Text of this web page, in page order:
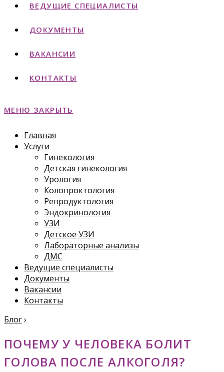
ВЕДУЩИЕ СПЕЦИАЛИСТЫ
ДОКУМЕНТЫ
ВАКАНСИИ
КОНТАКТЫ
МЕНЮ ЗАКРЫТЬ
Главная
Услуги
Гинекология
Детская гинекология
Урология
Колопроктология
Репродуктология
Эндокринология
УЗИ
Детское УЗИ
Лабораторные анализы
ДМС
Ведущие специалисты
Документы
Вакансии
Контакты
Блог›
ПОЧЕМУ У ЧЕЛОВЕКА БОЛИТ
ГОЛОВА ПОСЛЕ АЛКОГОЛЯ?